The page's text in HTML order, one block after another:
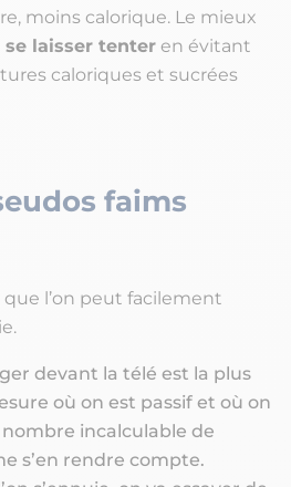
moins calorique. Le mieux
se laisser tenter en évitant
caloriques et sucrées
faims
que l’on peut facilement
devant la télé est la plus
où on est passif et où on
incalculable de
s’en rendre compte.